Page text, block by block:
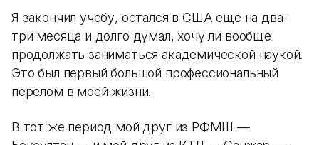
Я закончил учебу, остался в США еще на два-
три месяца и долго думал, хочу ли вообще
продолжать заниматься академической наукой.
Это был первый большой профессиональный
перелом в моей жизни.
В тот же период мой друг из РФМШ —